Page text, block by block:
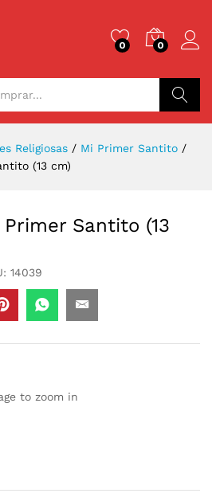
0 0
Religiosas / Mi Primer Santito /
(13 cm)
Santito (13
14039
to zoom in